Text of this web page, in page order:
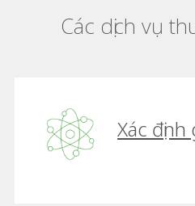
Các dịch vụ
Xác